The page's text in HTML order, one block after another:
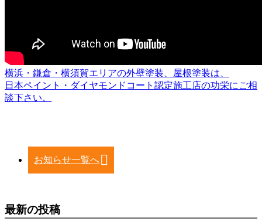
横浜・鎌倉・横須賀エリアの外壁塗装、屋根塗装は、
日本ペイント・ダイヤモンドコート認定施工店の功栄にご相
談下さい。
お知らせ一覧へ
最新の投稿